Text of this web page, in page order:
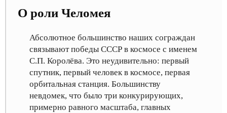
О роли Челомея
Абсолютное большинство наших сограждан
связывают победы СССР в космосе с именем
С.П. Королёва. Это неудивительно: первый
спутник, первый человек в космосе, первая
орбитальная станция. Большинству
невдомек, что было три конкурирующих,
примерно равного масштаба, главных